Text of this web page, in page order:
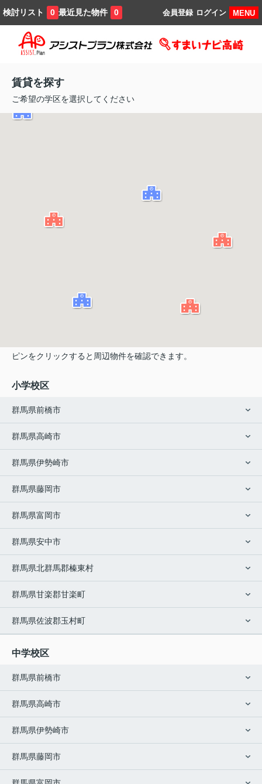
検討リスト 0 最近見た物件 0 MENU
ログイン
会員登録
賃貸を探す
ご希望の学区を選択してください
ピンをクリックすると周辺物件を確認できます。
小学校区
群馬県前橋市
群馬県高崎市
群馬県伊勢崎市
群馬県藤岡市
群馬県富岡市
群馬県安中市
群馬県北群馬郡榛東村
群馬県甘楽郡甘楽町
群馬県佐波郡玉村町
中学校区
群馬県前橋市
群馬県高崎市
群馬県伊勢崎市
群馬県藤岡市